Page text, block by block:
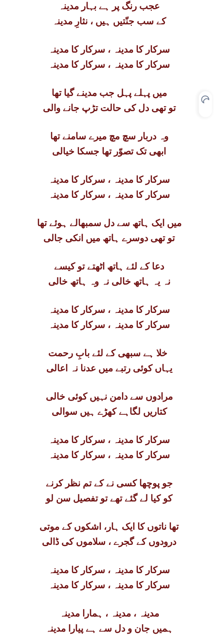
عجب رنگ پر ہے بہار مدینہ
کے سب جنّتیں ہیں ، نثارِ مدینہ
سرکار کا مدینہ ، سرکار کا مدینہ
سرکار کا مدینہ ، سرکار کا مدینہ
میں پہلے پہل جب مدینے گیا تھا
تو تھی دل کی حالت تڑپ جانے والی
وہ دربار سچ مچ میرے سامنے تھا
ابھی تک تصوّر تھا جسکا خیالی
سرکار کا مدینہ ، سرکار کا مدینہ
سرکار کا مدینہ ، سرکار کا مدینہ
میں ایک ہاتھ سے دل سمبھالے ہوئے تھا
تو تھی دوسرے ہاتھ میں انکی جالی
دعا کے لئے ہاتھ اٹھتے تو کیسے
نہ یہ ہاتھ خالی نہ وہ ہاتھ خالی
سرکار کا مدینہ ، سرکار کا مدینہ
سرکار کا مدینہ ، سرکار کا مدینہ
یہاں کوئی رتبے میں عدنا نہ اعالی
مرادوں سے دامن نہیں کوئی خالی
کتاریں لگاہے کھڑے ہیں سوالی
سرکار کا مدینہ ، سرکار کا مدینہ
سرکار کا مدینہ ، سرکار کا مدینہ
جو پوچھا کسی نے کے تم نظر کرنے
کو کیا لے گئے تھے تو تفصیل سن لو
تھا ناتوں کا ایک ہار، اشکوں کے موتی
درودوں کے گجرے ، سلاموں کی ڈالی
سرکار کا مدینہ ، سرکار کا مدینہ
سرکار کا مدینہ ، سرکار کا مدینہ
مدینہ ، مدینہ ، ہمارا مدینہ
ہمیں جان و دل سے ہے پیارا مدینہ